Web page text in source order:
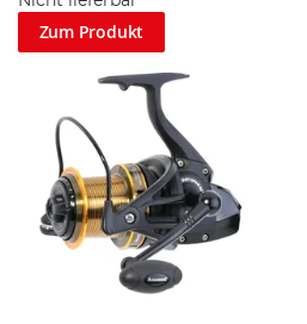
Zum Produkt